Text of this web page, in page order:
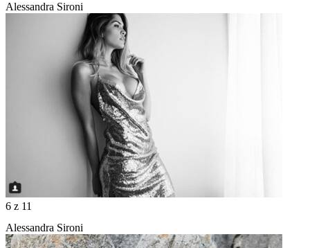
Alessandra Sironi
6 z 11
Alessandra Sironi